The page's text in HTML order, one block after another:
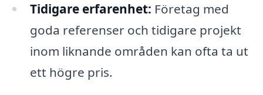
Tidigare erfarenhet: Företag med
goda referenser och tidigare projekt
inom liknande områden kan ofta ta ut
ett högre pris.